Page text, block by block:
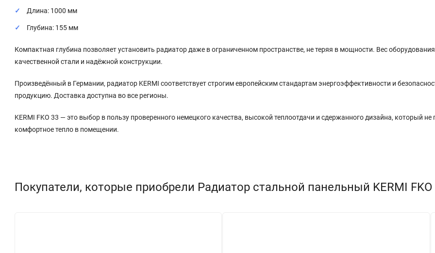
Длина: 1000 мм
Глубина: 155 мм
Компактная глубина позволяет установить радиатор даже в ограниченном пространстве, не теряя в мощности. Вес
качественной стали и надёжной конструкции.
Произведённый в Германии, радиатор KERMI соответствует строгим европейским стандартам энергоэффективности и
продукцию. Доставка доступна во все регионы.
KERMI FKO 33 — это выбор в пользу проверенного немецкого качества, высокой теплоотдачи и сдержанного дизайна, который
комфортное тепло в помещении.
Покупатели, которые приобрели Радиатор стальной панельный KERMI